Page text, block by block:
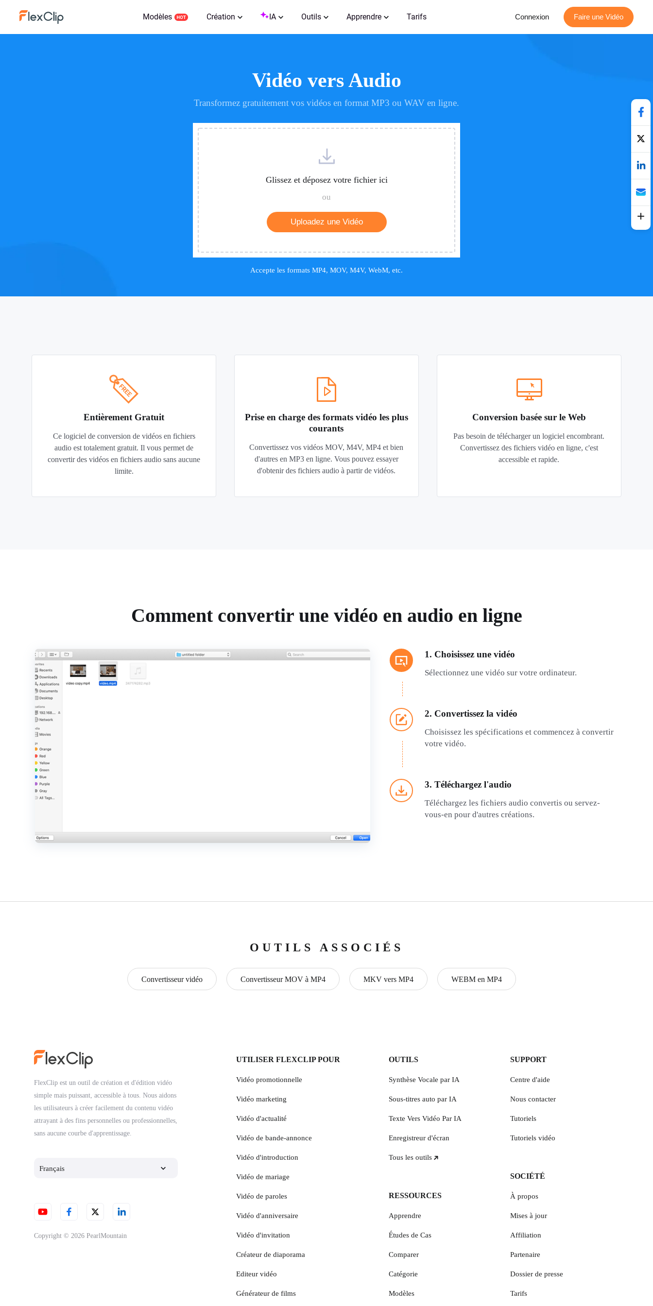
Modèles Création IA Outils Apprendre Tarifs Connexion Faire une Vidéo
Vidéo vers Audio
Transformez gratuitement vos vidéos en format MP3 ou WAV en ligne.
Glissez et déposez votre fichier ici
ou
Uploadez une Vidéo
Accepte les formats MP4, MOV, M4V, WebM, etc.
Entièrement Gratuit
Ce logiciel de conversion de vidéos en fichiers
audio est totalement gratuit. Il vous permet de
convertir des vidéos en fichiers audio sans aucune
limite.
Prise en charge des formats vidéo les plus
courants
Convertissez vos vidéos MOV, M4V, MP4 et bien
d'autres en MP3 en ligne. Vous pouvez essayer
d'obtenir des fichiers audio à partir de vidéos.
Conversion basée sur le Web
Pas besoin de télécharger un logiciel encombrant.
Convertissez des fichiers vidéo en ligne, c'est
accessible et rapide.
Comment convertir une vidéo en audio en ligne
1. Choisissez une vidéo
Sélectionnez une vidéo sur votre ordinateur.
2. Convertissez la vidéo
Choisissez les spécifications et commencez à convertir
votre vidéo.
3. Téléchargez l'audio
Téléchargez les fichiers audio convertis ou servez-
vous-en pour d'autres créations.
OUTILS ASSOCIÉS
Convertisseur vidéo Convertisseur MOV à MP4 MKV vers MP4 WEBM en MP4
FlexClip est un outil de création et d'édition vidéo
simple mais puissant, accessible à tous. Nous aidons
les utilisateurs à créer facilement du contenu vidéo
attrayant à des fins personnelles ou professionnelles,
sans aucune courbe d'apprentissage.
Français
Copyright © 2026 PearlMountain
UTILISER FLEXCLIP POUR
Vidéo promotionnelle
Vidéo marketing
Vidéo d'actualité
Vidéo de bande-annonce
Vidéo d'introduction
Vidéo de mariage
Vidéo de paroles
Vidéo d'anniversaire
Vidéo d'invitation
Créateur de diaporama
Editeur vidéo
Générateur de films
OUTILS
Synthèse Vocale par IA
Sous-titres auto par IA
Texte Vers Vidéo Par IA
Enregistreur d'écran
Tous les outils
RESSOURCES
Apprendre
Études de Cas
Comparer
Catégorie
Modèles
SUPPORT
Centre d'aide
Nous contacter
Tutoriels
Tutoriels vidéo
SOCIÉTÉ
À propos
Mises à jour
Affiliation
Partenaire
Dossier de presse
Tarifs